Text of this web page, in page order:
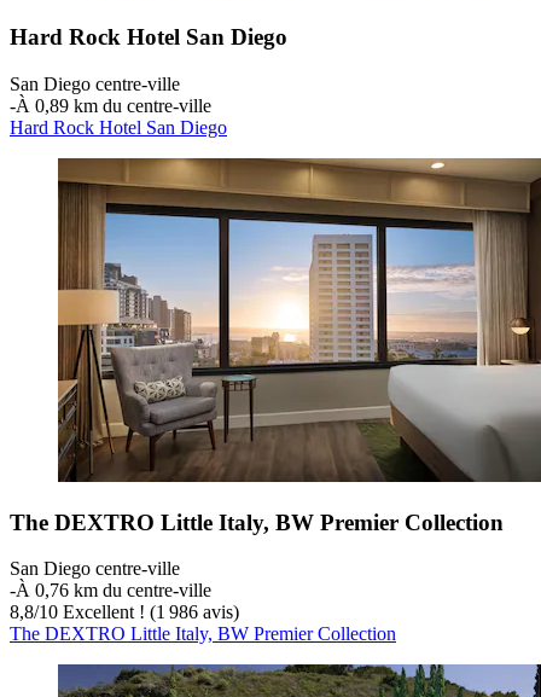
Hard Rock Hotel San Diego
San Diego centre-ville
‐À 0,89 km du centre-ville
Hard Rock Hotel San Diego
The DEXTRO Little Italy, BW Premier Collection
San Diego centre-ville
‐À 0,76 km du centre-ville
8,8/10 Excellent ! (1 986 avis)
The DEXTRO Little Italy, BW Premier Collection